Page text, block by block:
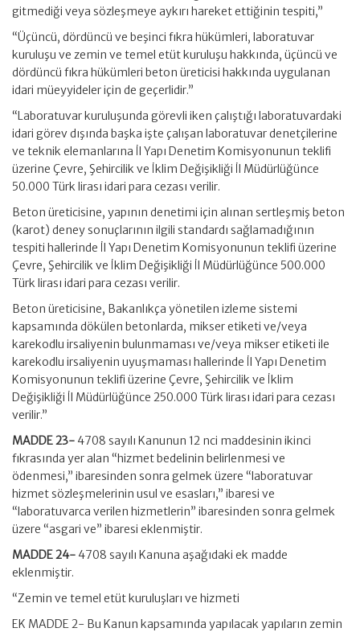
gitmediği veya sözleşmeye aykırı hareket ettiğinin tespiti,”
“Üçüncü, dördüncü ve beşinci fıkra hükümleri, laboratuvar
kuruluşu ve zemin ve temel etüt kuruluşu hakkında, üçüncü ve
dördüncü fıkra hükümleri beton üreticisi hakkında uygulanan
idari müeyyideler için de geçerlidir.”
“Laboratuvar kuruluşunda görevli iken çalıştığı laboratuvardaki
idari görev dışında başka işte çalışan laboratuvar denetçilerine
ve teknik elemanlarına İl Yapı Denetim Komisyonunun teklifi
üzerine Çevre, Şehircilik ve İklim Değişikliği İl Müdürlüğünce
50.000 Türk lirası idari para cezası verilir.
Beton üreticisine, yapının denetimi için alınan sertleşmiş beton
(karot) deney sonuçlarının ilgili standardı sağlamadığının
tespiti hallerinde İl Yapı Denetim Komisyonunun teklifi üzerine
Çevre, Şehircilik ve İklim Değişikliği İl Müdürlüğünce 500.000
Türk lirası idari para cezası verilir.
Beton üreticisine, Bakanlıkça yönetilen izleme sistemi
kapsamında dökülen betonlarda, mikser etiketi ve/veya
karekodlu irsaliyenin bulunmaması ve/veya mikser etiketi ile
karekodlu irsaliyenin uyuşmaması hallerinde İl Yapı Denetim
Komisyonunun teklifi üzerine Çevre, Şehircilik ve İklim
Değişikliği İl Müdürlüğünce 250.000 Türk lirası idari para cezası
verilir.”
MADDE 23- 4708 sayılı Kanunun 12 nci maddesinin ikinci
fıkrasında yer alan “hizmet bedelinin belirlenmesi ve
ödenmesi,” ibaresinden sonra gelmek üzere “laboratuvar
hizmet sözleşmelerinin usul ve esasları,” ibaresi ve
“laboratuvarca verilen hizmetlerin” ibaresinden sonra gelmek
üzere “asgari ve” ibaresi eklenmiştir.
MADDE 24- 4708 sayılı Kanuna aşağıdaki ek madde
eklenmiştir.
“Zemin ve temel etüt kuruluşları ve hizmeti
EK MADDE 2- Bu Kanun kapsamında yapılacak yapıların zemin